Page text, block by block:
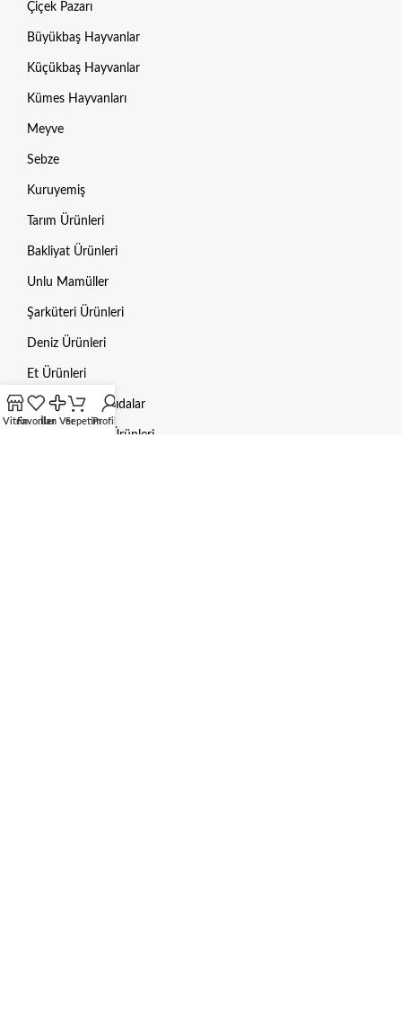
Çiçek Pazarı
Büyükbaş Hayvanlar
Küçükbaş Hayvanlar
Kümes Hayvanları
Meyve
Sebze
Kuruyemiş
Tarım Ürünleri
Bakliyat Ürünleri
Unlu Mamüller
Şarküteri Ürünleri
Deniz Ürünleri
Et Ürünleri
Dondurulmuş Gıdalar
Hayvan Bakım Ürünleri
VitrinFavorilerİlan VerSepetimProfilim